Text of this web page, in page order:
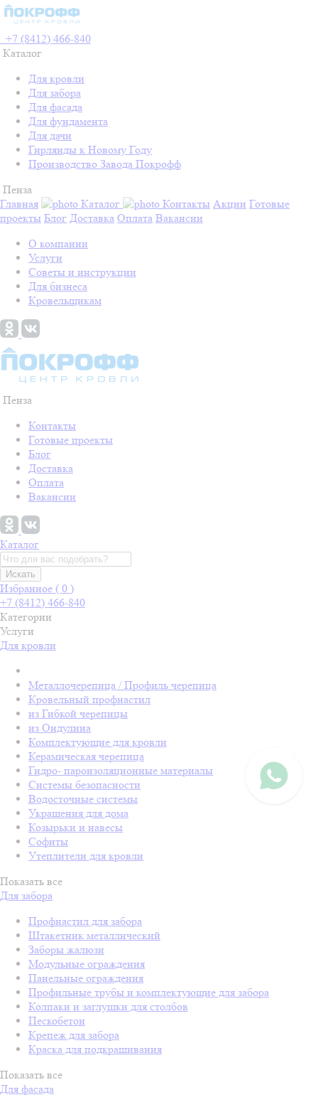
+7 (8412) 466-840
Каталог
Для кровли
Для забора
Для фасада
Для фундамента
Для дачи
Гирлянды к Новому Году
Производство Завода Покрофф
Пенза
Главная
Каталог Контакты Акции Готовые
проекты Блог Доставка Оплата Вакансии
О компании
Услуги
Советы и инструкции
Для бизнеса
Кровельщикам
Пенза
Контакты
Готовые проекты
Блог
Доставка
Оплата
Вакансии
Каталог
Искать
Избранное ( 0 )
+7 (8412) 466-840
Категории
Услуги
Для кровли
Металлочерепица / Профиль черепица
Кровельный профнастил
из Гибкой черепицы
из Ондулина
Комплектующие для кровли
Керамическая черепица
Гидро- пароизоляционные материалы
Системы безопасности
Водосточные системы
Украшения для дома
Козырьки и навесы
Софиты
Утеплители для кровли
Показать все
Для забора
Профнастил для забора
Штакетник металлический
Заборы жалюзи
Модульные ограждения
Панельные ограждения
Профильные трубы и комплектующие для забора
Колпаки и заглушки для столбов
Пескобетон
Крепеж для забора
Краска для подкрашивания
Показать все
Для фасада